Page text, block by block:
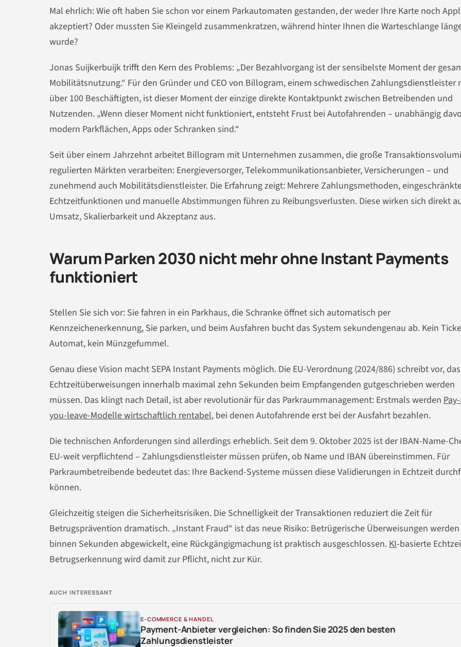
Mal ehrlich: Wie oft haben Sie schon vor einem Parkautomaten gestanden, der weder Ihre Karte noch
akzeptiert? Oder mussten Sie Kleingeld zusammenkratzen, während hinter Ihnen die Warteschlange
wurde?
Jonas Suijkerbuijk trifft den Kern des Problems: „Der Bezahlvorgang ist der sensibelste Moment der
Mobilitätsnutzung.“ Für den Gründer und CEO von Billogram, einem schwedischen Zahlungsdienstleister
über 100 Beschäftigten, ist dieser Moment der einzige direkte Kontaktpunkt zwischen Betreibenden und
Nutzenden. „Wenn dieser Moment nicht funktioniert, entsteht Frust bei Autofahrenden – unabhängig
modern Parkflächen, Apps oder Schranken sind.“
Seit über einem Jahrzehnt arbeitet Billogram mit Unternehmen zusammen, die große
regulierten Märkten verarbeiten: Energieversorger, Telekommunikationsanbieter, Versicherungen – und
zunehmend auch Mobilitätsdienstleister. Die Erfahrung zeigt: Mehrere Zahlungsmethoden,
Echtzeitfunktionen und manuelle Abstimmungen führen zu Reibungsverlusten. Diese wirken sich direkt
Umsatz, Skalierbarkeit und Akzeptanz aus.
Warum Parken 2030 nicht mehr ohne Instant Payments
funktioniert
Stellen Sie sich vor: Sie fahren in ein Parkhaus, die Schranke öffnet sich automatisch per
Kennzeichenerkennung, Sie parken, und beim Ausfahren bucht das System sekundengenau ab. Kein
Automat, kein Münzgefummel.
Genau diese Vision macht SEPA Instant Payments möglich. Die EU-Verordnung (2024/886) schreibt vor,
Echtzeitüberweisungen innerhalb maximal zehn Sekunden beim Empfangenden gutgeschrieben werden
müssen. Das klingt nach Detail, ist aber revolutionär für das Parkraummanagement: Erstmals werden
you-leave-Modelle wirtschaftlich rentabel, bei denen Autofahrende erst bei der Ausfahrt bezahlen.
Die technischen Anforderungen sind allerdings erheblich. Seit dem 9. Oktober 2025 ist der IBAN-Name-
EU-weit verpflichtend – Zahlungsdienstleister müssen prüfen, ob Name und IBAN übereinstimmen. Für
Parkraumbetreibende bedeutet das: Ihre Backend-Systeme müssen diese Validierungen in Echtzeit
können.
Gleichzeitig steigen die Sicherheitsrisiken. Die Schnelligkeit der Transaktionen reduziert die Zeit für
Betrugsprävention dramatisch. „Instant Fraud“ ist das neue Risiko: Betrügerische Überweisungen werden
binnen Sekunden abgewickelt, eine Rückgängigmachung ist praktisch ausgeschlossen. KI-basierte
Betrugserkennung wird damit zur Pflicht, nicht zur Kür.
AUCH INTERESSANT
E-COMMERCE & HANDEL
Payment-Anbieter vergleichen: So finden Sie 2025 den besten
Zahlungsdienstleister